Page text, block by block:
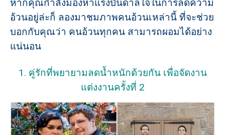
หากคุณกำลังมองหาแรงบันดาลใจในการลดความ
อ้วนอยู่ล่ะก็ ลองมาชมภาพคนอ้วนเหล่านี้ ที่จะช่วย
บอกกับคุณว่า คนอ้วนทุกคน สามารถผอมได้อย่าง
แน่นอน
1. คู่รักที่พยายามลดน้ำหนักด้วยกัน เพื่อจัดงาน
แต่งงานครั้งที่ 2